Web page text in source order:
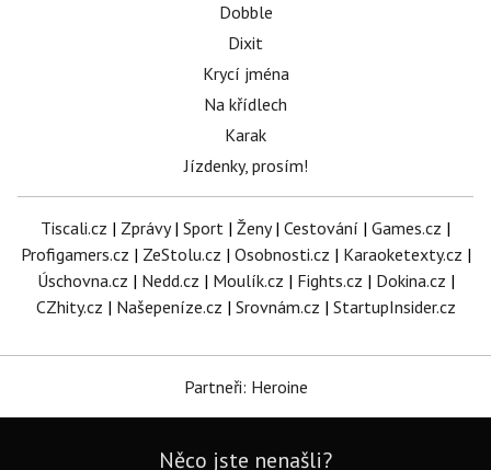
Dobble
Dixit
Krycí jména
Na křídlech
Karak
Jízdenky, prosím!
Tiscali.cz | Zprávy| Sport | Ženy| Cestování | Games.cz |
Profigamers.cz | ZeStolu.cz | Osobnosti.cz | Karaoketexty.cz |
Úschovna.cz | Nedd.cz | Moulík.cz | Fights.cz | Dokina.cz |
CZhity.cz | Našepeníze.cz | Srovnám.cz | StartupInsider.cz
Partneři: Heroine
Něco jste nenašli?